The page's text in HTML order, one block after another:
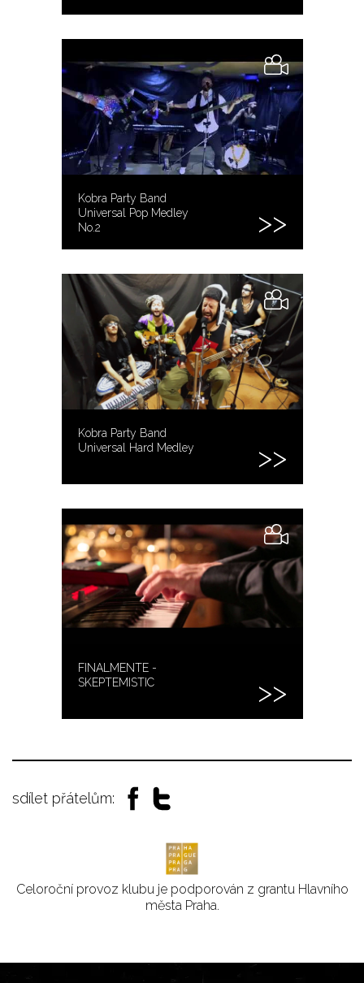
Kobra Party Band
Universal Pop Medley
No.2
Kobra Party Band
Universal Hard Medley
FINALMENTE -
SKEPTEMISTIC
sdílet přátelům:
Celoroční provoz klubu je podporován z grantu Hlavního
města Praha.